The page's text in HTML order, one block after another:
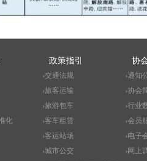
化
政策指引
交通法规
旅客运输
旅游包车
客车租赁
客运站场
城市公交
协
通知
协会
行业
会员
电子
网上